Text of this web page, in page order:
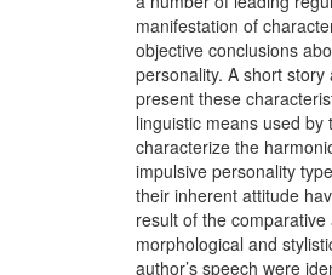
manifestation of
objective conclusions
personality. A short
present these
linguistic means used by
characterize the
impulsive personality
their inherent attitude
result of the
morphological and
author’s speech were